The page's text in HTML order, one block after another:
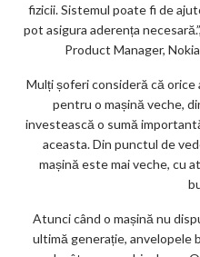
fizicii. Sistemul poate fi de
pot asigura aderența
Product Manager,
Mulți șoferi consideră că
pentru o mașină veche,
investească o sumă
aceasta. Din punctul de
mașină este mai veche, cu
Atunci când o mașină nu
ultimă generație, anvelopele